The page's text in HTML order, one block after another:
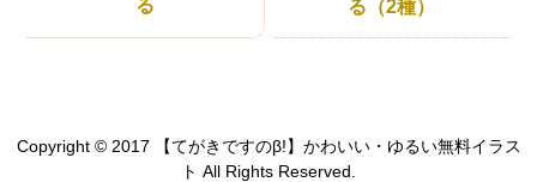
る
る（2種）
Copyright © 2017 【てがきですのβ!】かわいい・ゆるい無料イラス
ト All Rights Reserved.